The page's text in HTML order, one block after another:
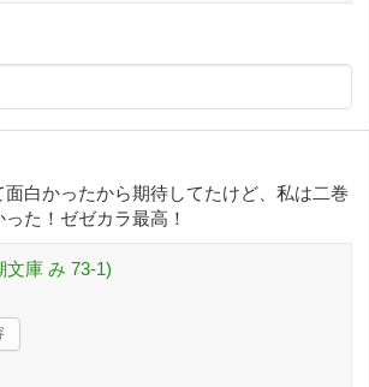
白かったから期待してたけど、私は二巻
た！ゼゼカラ最高！
文庫 み 73-1)